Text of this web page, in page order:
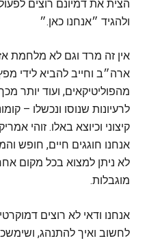
הצית את דמיונם רוצים
ולהגיד ״אנחנו כאן.״
אין זה מרד וגם לא מלחמת
ארה״ב וחייב להביא לידי
מהפוליטיקאים, ועוד יותר
לרעיונות שנוסו ונכשלו –
קיצוני וכיוצא באלו. זוהי
אנחנו חוגגים חיים, חופש
לא ניתן למצוא בכל מקום
מוגבלות.
אנחנו ודאי לא רוצים
לחשוב ואיך להתנהג,